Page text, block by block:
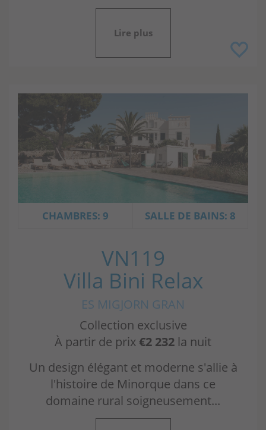
Lire plus
CHAMBRES: 9 SALLE DE BAINS: 8
VN119
Villa Bini Relax
ES MIGJORN GRAN
Collection exclusive
À partir de prix €2 232 la nuit
Un design élégant et moderne s'allie à
l'histoire de Minorque dans ce
domaine rural soigneusement...